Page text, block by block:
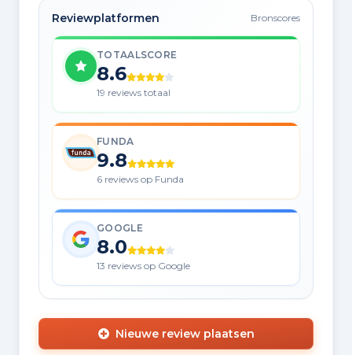
Reviewplatformen Bronscores
TOTAALSCORE
8.6
19 reviews totaal
FUNDA
9.8
6 reviews op Funda
GOOGLE
8.0
13 reviews op Google
Nieuwe review plaatsen